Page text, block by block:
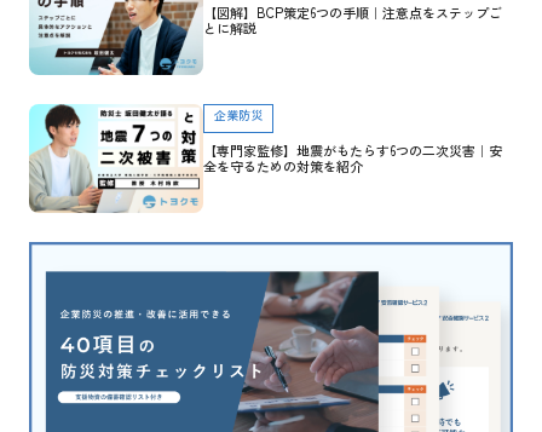
【図解】BCP策定6つの手順｜注意点をステップご
とに解説
企業防災
【専門家監修】地震がもたらす6つの二次災害｜安
全を守るための対策を紹介